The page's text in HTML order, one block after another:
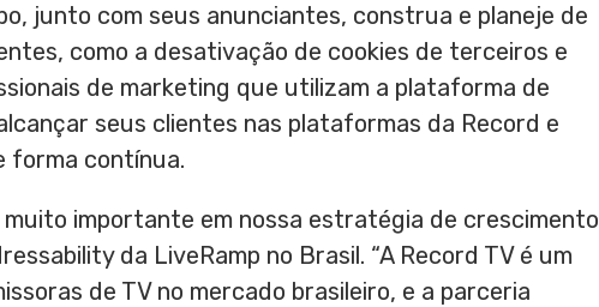
junto com seus anunciantes, construa e planeje de
como a desativação de cookies de terceiros e
de marketing que utilizam a plataforma de
seus clientes nas plataformas da Record e
forma contínua.
muito importante em nossa estratégia de crescimento
da LiveRamp no Brasil. “A Record TV é um
de TV no mercado brasileiro, e a parceria